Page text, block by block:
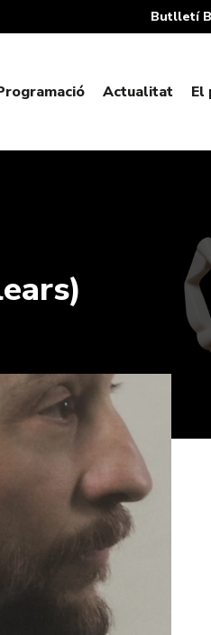
Butlletí
Actualitat El